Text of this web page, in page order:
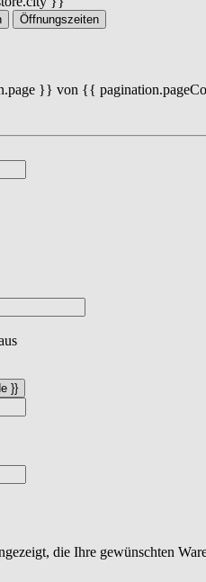
Öffnungszeiten
}} von {{
}}
die Ihre gewünschten